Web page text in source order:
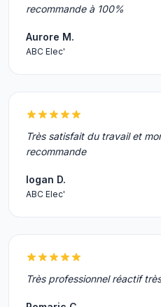
recommande à 100%
Aurore M.
ABC Elec'
Très satisfait du travail et
recommande
logan D.
ABC Elec'
Très professionnel réactif